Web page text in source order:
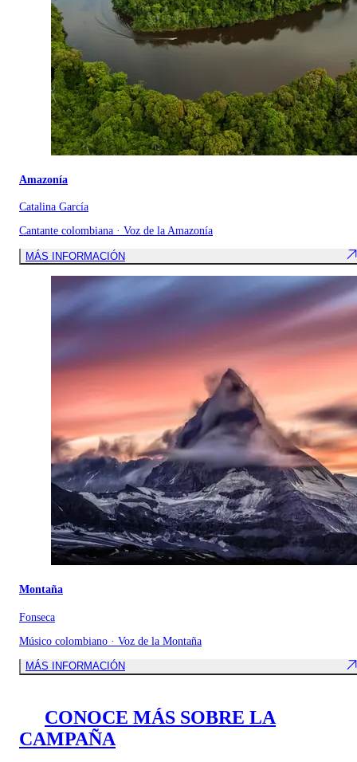
Amazonía
Catalina García
Cantante colombiana · Voz de la Amazonía
MÁS INFORMACIÓN
Montaña
Fonseca
Músico colombiano · Voz de la Montaña
MÁS INFORMACIÓN
CONOCE MÁS SOBRE LA
CAMPAÑA